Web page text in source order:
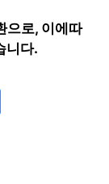
으로, 이에따
니다.